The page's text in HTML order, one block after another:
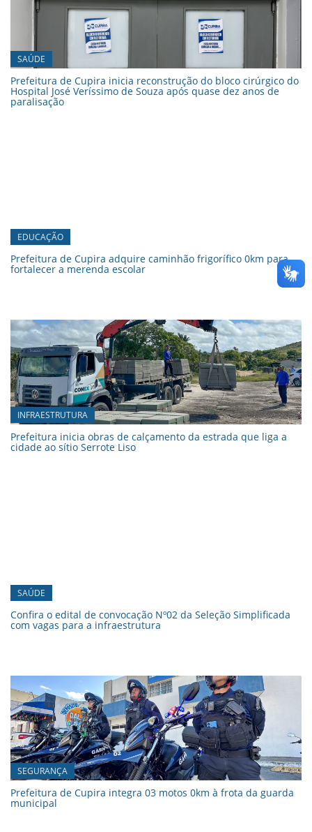
SAÚDE
Prefeitura de Cupira inicia reconstrução do bloco cirúrgico do
Hospital José Veríssimo de Souza após quase dez anos de
paralisação
EDUCAÇÃO
Prefeitura de Cupira adquire caminhão frigorífico 0km para
fortalecer a merenda escolar
INFRAESTRUTURA
Prefeitura inicia obras de calçamento da estrada que liga a
cidade ao sítio Serrote Liso
SAÚDE
Confira o edital de convocação Nº02 da Seleção Simplificada
com vagas para a infraestrutura
SEGURANÇA
Prefeitura de Cupira integra 03 motos 0km à frota da guarda
municipal